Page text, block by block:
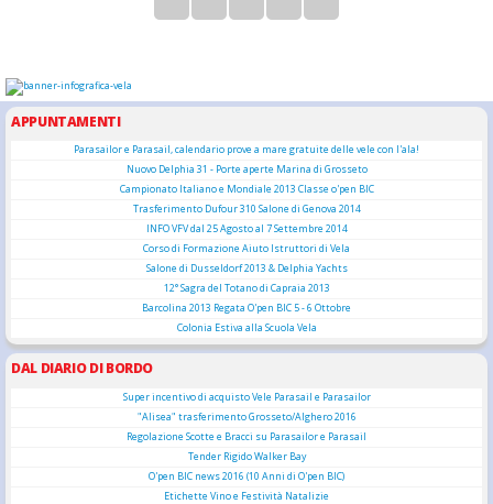
APPUNTAMENTI
Parasailor e Parasail, calendario prove a mare gratuite delle vele con l'ala!
Nuovo Delphia 31 - Porte aperte Marina di Grosseto
Campionato Italiano e Mondiale 2013 Classe o'pen BIC
Trasferimento Dufour 310 Salone di Genova 2014
INFO VFV dal 25 Agosto al 7 Settembre 2014
Corso di Formazione Aiuto Istruttori di Vela
Salone di Dusseldorf 2013 & Delphia Yachts
12° Sagra del Totano di Capraia 2013
Barcolina 2013 Regata O'pen BIC 5 - 6 Ottobre
Colonia Estiva alla Scuola Vela
DAL DIARIO DI BORDO
Super incentivo di acquisto Vele Parasail e Parasailor
"Alisea" trasferimento Grosseto/Alghero 2016
Regolazione Scotte e Bracci su Parasailor e Parasail
Tender Rigido Walker Bay
O'pen BIC news 2016 (10 Anni di O'pen BIC)
Etichette Vino e Festività Natalizie